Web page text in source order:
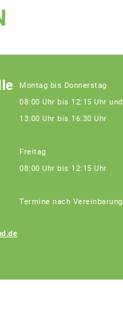
Montag bis Donnerstag
08:00 Uhr bis 12:15 Uhr und
13:00 Uhr bis 16:30 Uhr
Freitag
08:00 Uhr bis 12:15 Uhr
Termine nach Vereinbarung